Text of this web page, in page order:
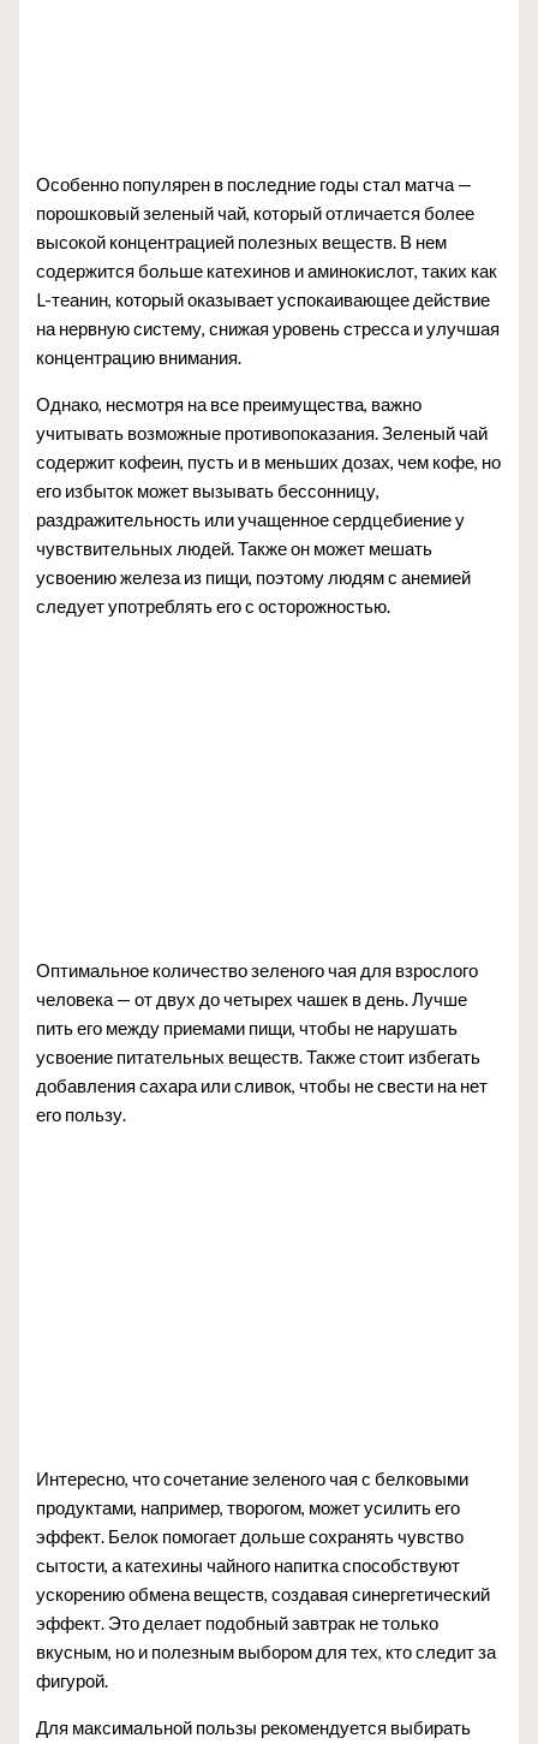
Особенно популярен в последние годы стал матча —
порошковый зеленый чай, который отличается более
высокой концентрацией полезных веществ. В нем
содержится больше катехинов и аминокислот, таких как
L-теанин, который оказывает успокаивающее действие
на нервную систему, снижая уровень стресса и улучшая
концентрацию внимания.
Однако, несмотря на все преимущества, важно
учитывать возможные противопоказания. Зеленый чай
содержит кофеин, пусть и в меньших дозах, чем кофе, но
его избыток может вызывать бессонницу,
раздражительность или учащенное сердцебиение у
чувствительных людей. Также он может мешать
усвоению железа из пищи, поэтому людям с анемией
следует употреблять его с осторожностью.
Оптимальное количество зеленого чая для взрослого
человека — от двух до четырех чашек в день. Лучше
пить его между приемами пищи, чтобы не нарушать
усвоение питательных веществ. Также стоит избегать
добавления сахара или сливок, чтобы не свести на нет
его пользу.
Интересно, что сочетание зеленого чая с белковыми
продуктами, например, творогом, может усилить его
эффект. Белок помогает дольше сохранять чувство
сытости, а катехины чайного напитка способствуют
ускорению обмена веществ, создавая синергетический
эффект. Это делает подобный завтрак не только
вкусным, но и полезным выбором для тех, кто следит за
фигурой.
Для максимальной пользы рекомендуется выбирать